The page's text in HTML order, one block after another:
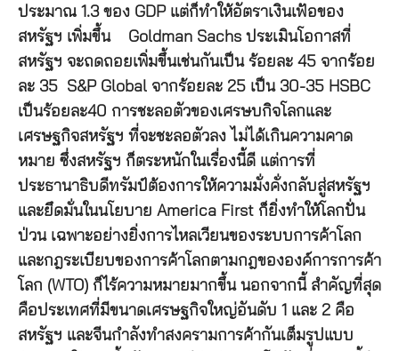
ประมาณ 1.3 ของ GDP แต่ก็ทำให้อัตราเงินเฟ้อของ
สหรัฐฯ เพิ่มขึ้น Goldman Sachs ประเมินโอกาสที่
สหรัฐฯ จะถดถอยเพิ่มขึ้นเช่นกันเป็น ร้อยละ 45 จากร้อย
ละ 35 S&P Global จากร้อยละ 25 เป็น 30-35 HSBC
เป็นร้อยละ40 การชะลอตัวของเศรษบกิจโลกและ
เศรษฐกิจสหรัฐฯ ที่จะชะลอตัวลง ไม่ได้เกินความคาด
หมาย ซึ่งสหรัฐฯ ก็ตระหนักในเรื่องนี้ดี แต่การที่
ประธานาธิบดีทรัมป์ต้องการให้ความมั่งคั่งกลับสู่สหรัฐฯ
และยึดมั่นในนโยบาย America First ก็ยิ่งทำให้โลกปั่น
ป่วน เฉพาะอย่างยิ่งการไหลเวียนของระบบการค้าโลก
และกฎระเบียบของการค้าโลกตามกฎขององค์การการค้า
โลก (WTO) ก็ไร้ความหมายมากขึ้น นอกจากนี้ สำคัญที่สุด
คือประเทศที่มีขนาดเศรษฐกิจใหญ่อันดับ 1 และ 2 คือ
สหรัฐฯ และจีนกำลังทำสงครามการค้ากันเต็มรูปแบบ